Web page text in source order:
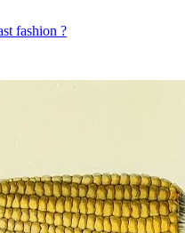
fashion ?